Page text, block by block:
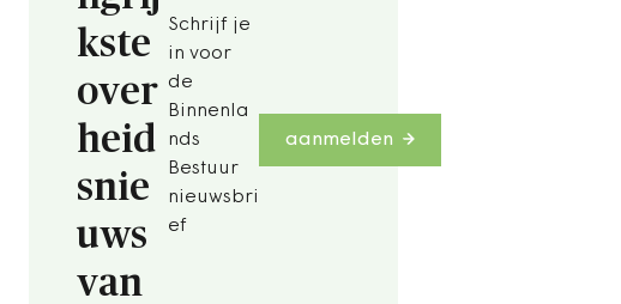
kste
over
heid
snie
uws
van
Schrijf je
in voor
de
Binnenla
nds
Bestuur
nieuwsbri
ef
aanmelden